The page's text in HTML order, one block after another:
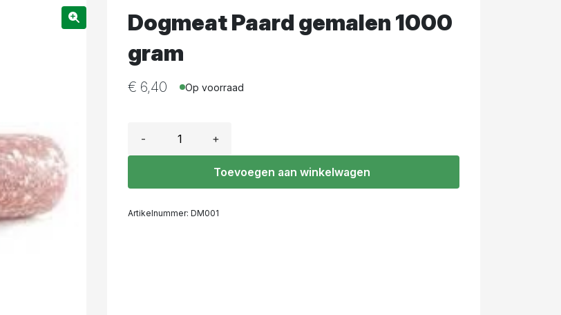
Dogmeat Paard gemalen 1000
gram
€ 6,40 Op voorraad
- +
Toevoegen aan winkelwagen
Artikelnummer: DM001